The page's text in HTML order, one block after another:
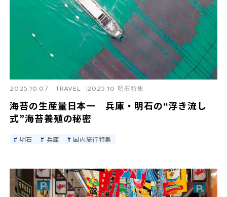
海苔の生産量日本一 兵庫・明石の“浮き流し
式”海苔養殖の秘密
2025.10.07 TRAVEL 2025.10 明石特集
明石 兵庫 国内旅行特集